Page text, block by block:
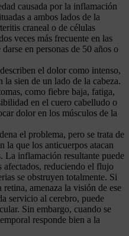
causada por la inflamación
a ambos lados de la
craneal o de células
veces más frecuente en las
en personas de 50 años o
el dolor como intenso,
la sien de un lado de la cabeza.
como fiebre baja, fatiga,
en el cuero cabelludo o
dolor en los músculos de la
el problema, pero se trata de
la que los anticuerpos atacan
La inflamación resultante puede
afectados, reduciendo el flujo
se obstruyen totalmente. Si
amenaza la visión de ese
servicio al cerebro, puede
Sin embargo, cuando se
responde bien a la